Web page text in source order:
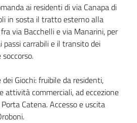
ai residenti di via Canapa di
in sosta il tratto esterno alla
via Bacchelli e via Manarini, per
passi carrabili e il transito dei
Giochi: fruibile da residenti,
attività commerciali, ad eccezione
Catena. Accesso e uscita